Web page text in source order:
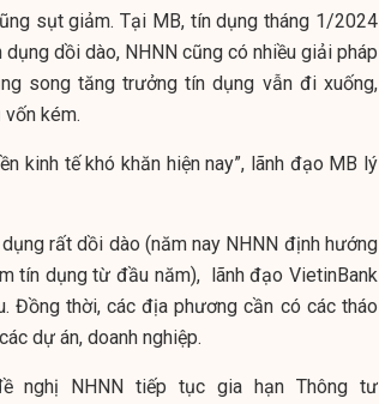
sụt giảm. Tại MB, tín dụng tháng 1/2024
dồi dào, NHNN cũng có nhiều giải pháp
song tăng trưởng tín dụng vẫn đi xuống,
kém.
kinh tế khó khăn hiện nay”, lãnh đạo MB lý
rất dồi dào (năm nay NHNN định hướng
tín dụng từ đầu năm), lãnh đạo VietinBank
Đồng thời, các địa phương cần có các tháo
dự án, doanh nghiệp.
nghị NHNN tiếp tục gia hạn Thông tư